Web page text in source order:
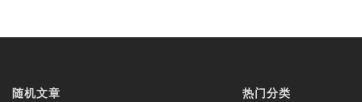
随机文章 热门分类